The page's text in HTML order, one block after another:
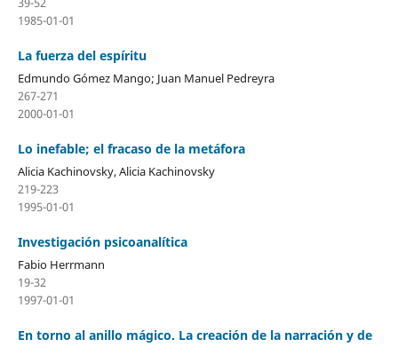
1985-01-01
La fuerza del espíritu
Edmundo Gómez Mango; Juan Manuel Pedreyra
267-271
2000-01-01
Lo inefable; el fracaso de la metáfora
Alicia Kachinovsky, Alicia Kachinovsky
219-223
1995-01-01
Investigación psicoanalítica
Fabio Herrmann
19-32
1997-01-01
En torno al anillo mágico. La creación de la narración y de